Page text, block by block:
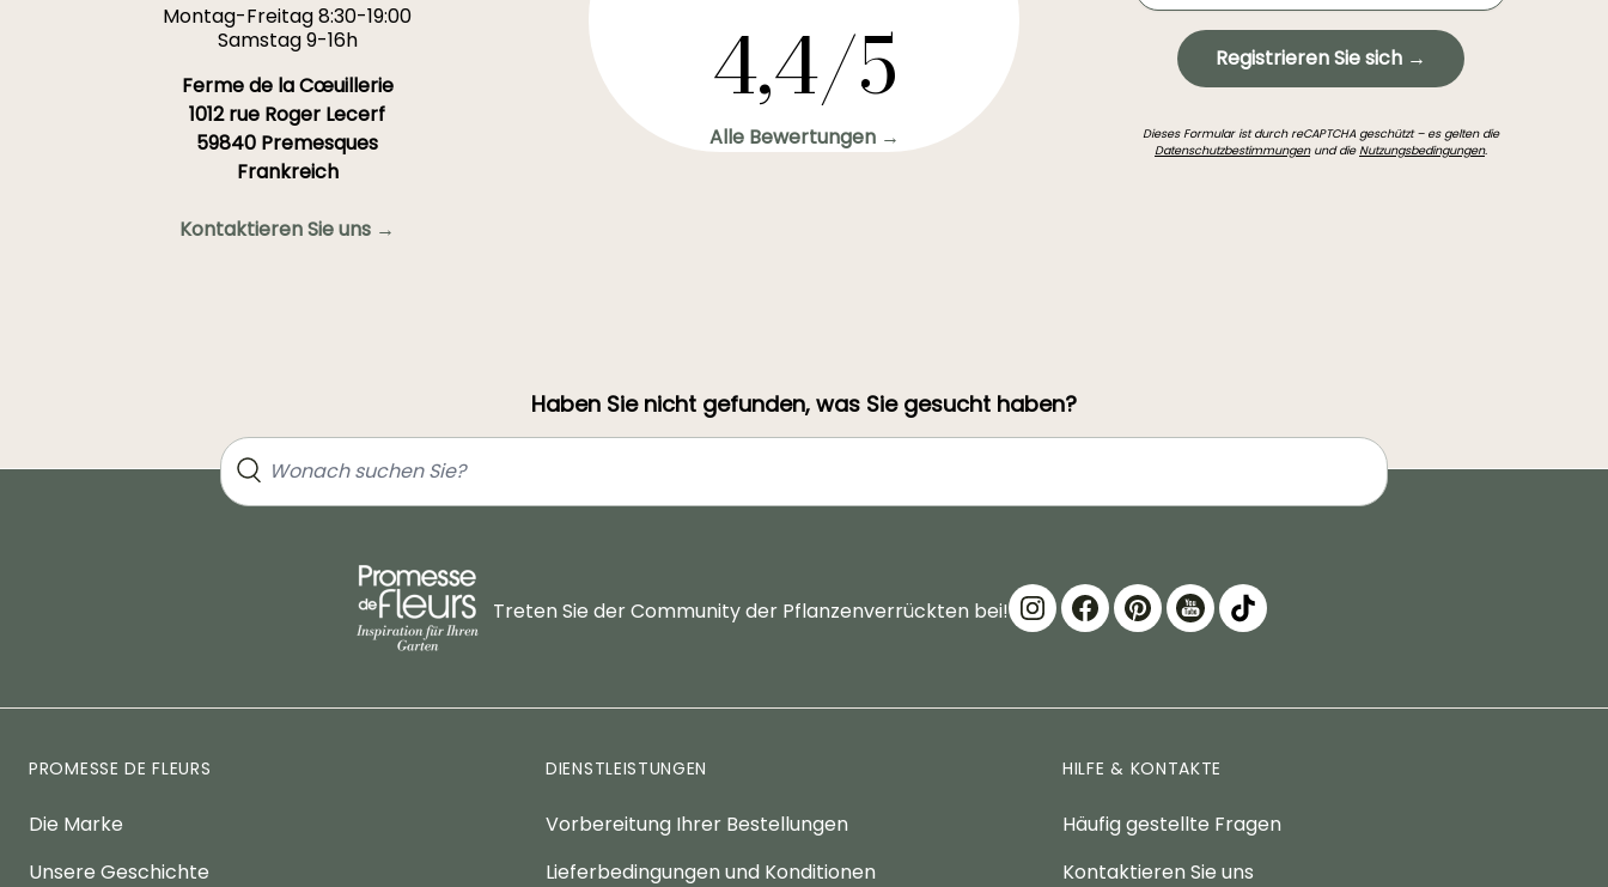
Montag-Freitag 8:30-19:00
Samstag 9-16h
Ferme de la Cœuillerie
1012 rue Roger Lecerf
59840 Premesques
Frankreich
Kontaktieren Sie uns →
4,4/5
Alle Bewertungen →
Registrieren Sie sich →
Dieses Formular ist durch reCAPTCHA geschützt – es gelten die
Datenschutzbestimmungenund dieNutzungsbedingungen.
Haben Sie nicht gefunden, was Sie gesucht haben?
Treten Sie der Community der Pflanzenverrückten bei!
PROMESSE DE FLEURS
Die Marke
Unsere Geschichte
DIENSTLEISTUNGEN
Vorbereitung Ihrer Bestellungen
Lieferbedingungen und Konditionen
HILFE & KONTAKTE
Häufig gestellte Fragen
Kontaktieren Sie uns